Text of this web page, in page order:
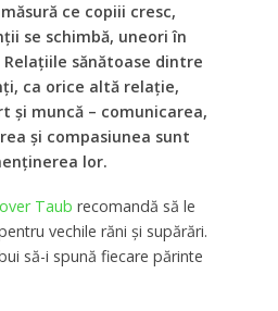
ce copiii cresc,
se schimbă, uneori în
sănătoase dintre
ca orice altă relație,
și muncă – comunicarea,
și compasiunea sunt
lor.
Taub recomandă să le
vechile răni și supărări.
să-i spună fiecare părinte